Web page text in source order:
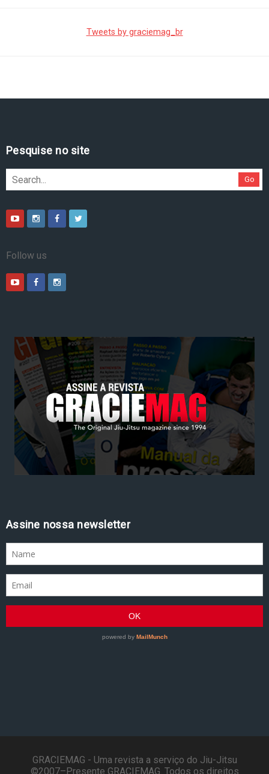
Tweets by graciemag_br
Pesquise no site
Go
Follow us
Assine nossa newsletter
GRACIEMAG - Uma revista a serviço do Jiu-Jitsu
©2007–Presente GRACIEMAG. Todos os direitos